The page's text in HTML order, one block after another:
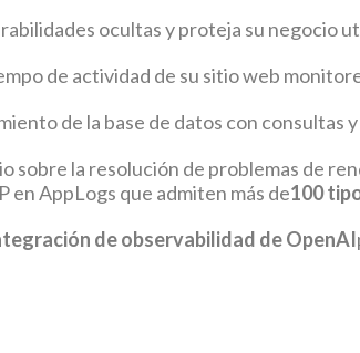
ocultas y proteja su negocio
de actividad de su sitio web
de la base de datos con consultas
sobre la resolución de problemas de
en AppLogs que admiten más de100
de observabilidad de OpenAI